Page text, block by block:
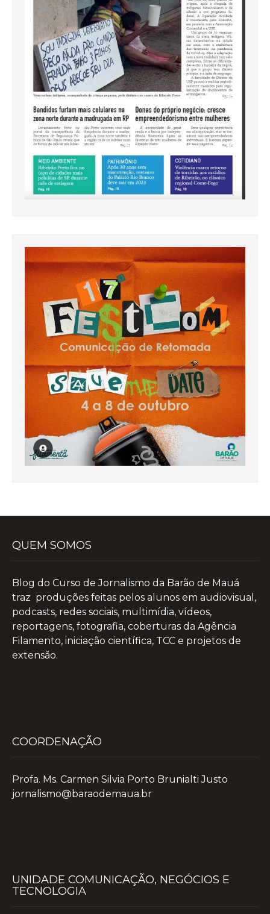
QUEM SOMOS
Blog do Curso de Jornalismo da Barão de Mauá
traz produções feitas pelos alunos em audiovisual,
podcasts, redes sociais, multimídia, vídeos,
reportagens, fotografia, coberturas da Agência
Filamento, iniciação científica, TCC e projetos de
extensão.
COORDENAÇÃO
Profa. Ms. Carmen Silvia Porto Brunialti Justo
jornalismo@baraodemaua.br
UNIDADE COMUNICAÇÃO, NEGÓCIOS E
TECNOLOGIA